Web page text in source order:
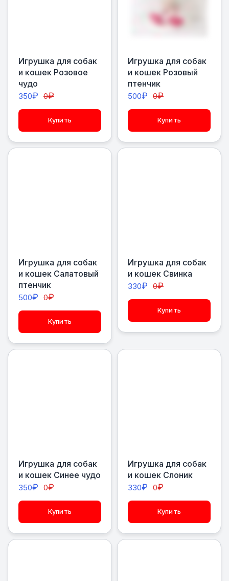
Игрушка для собак
и кошек Розовое
чудо
350₽ 0₽
Купить
Игрушка для собак
и кошек Розовый
птенчик
500₽ 0₽
Купить
Игрушка для собак
и кошек Салатовый
птенчик
500₽ 0₽
Купить
Игрушка для собак
и кошек Свинка
330₽ 0₽
Купить
Игрушка для собак
и кошек Синее чудо
350₽ 0₽
Купить
Игрушка для собак
и кошек Слоник
330₽ 0₽
Купить